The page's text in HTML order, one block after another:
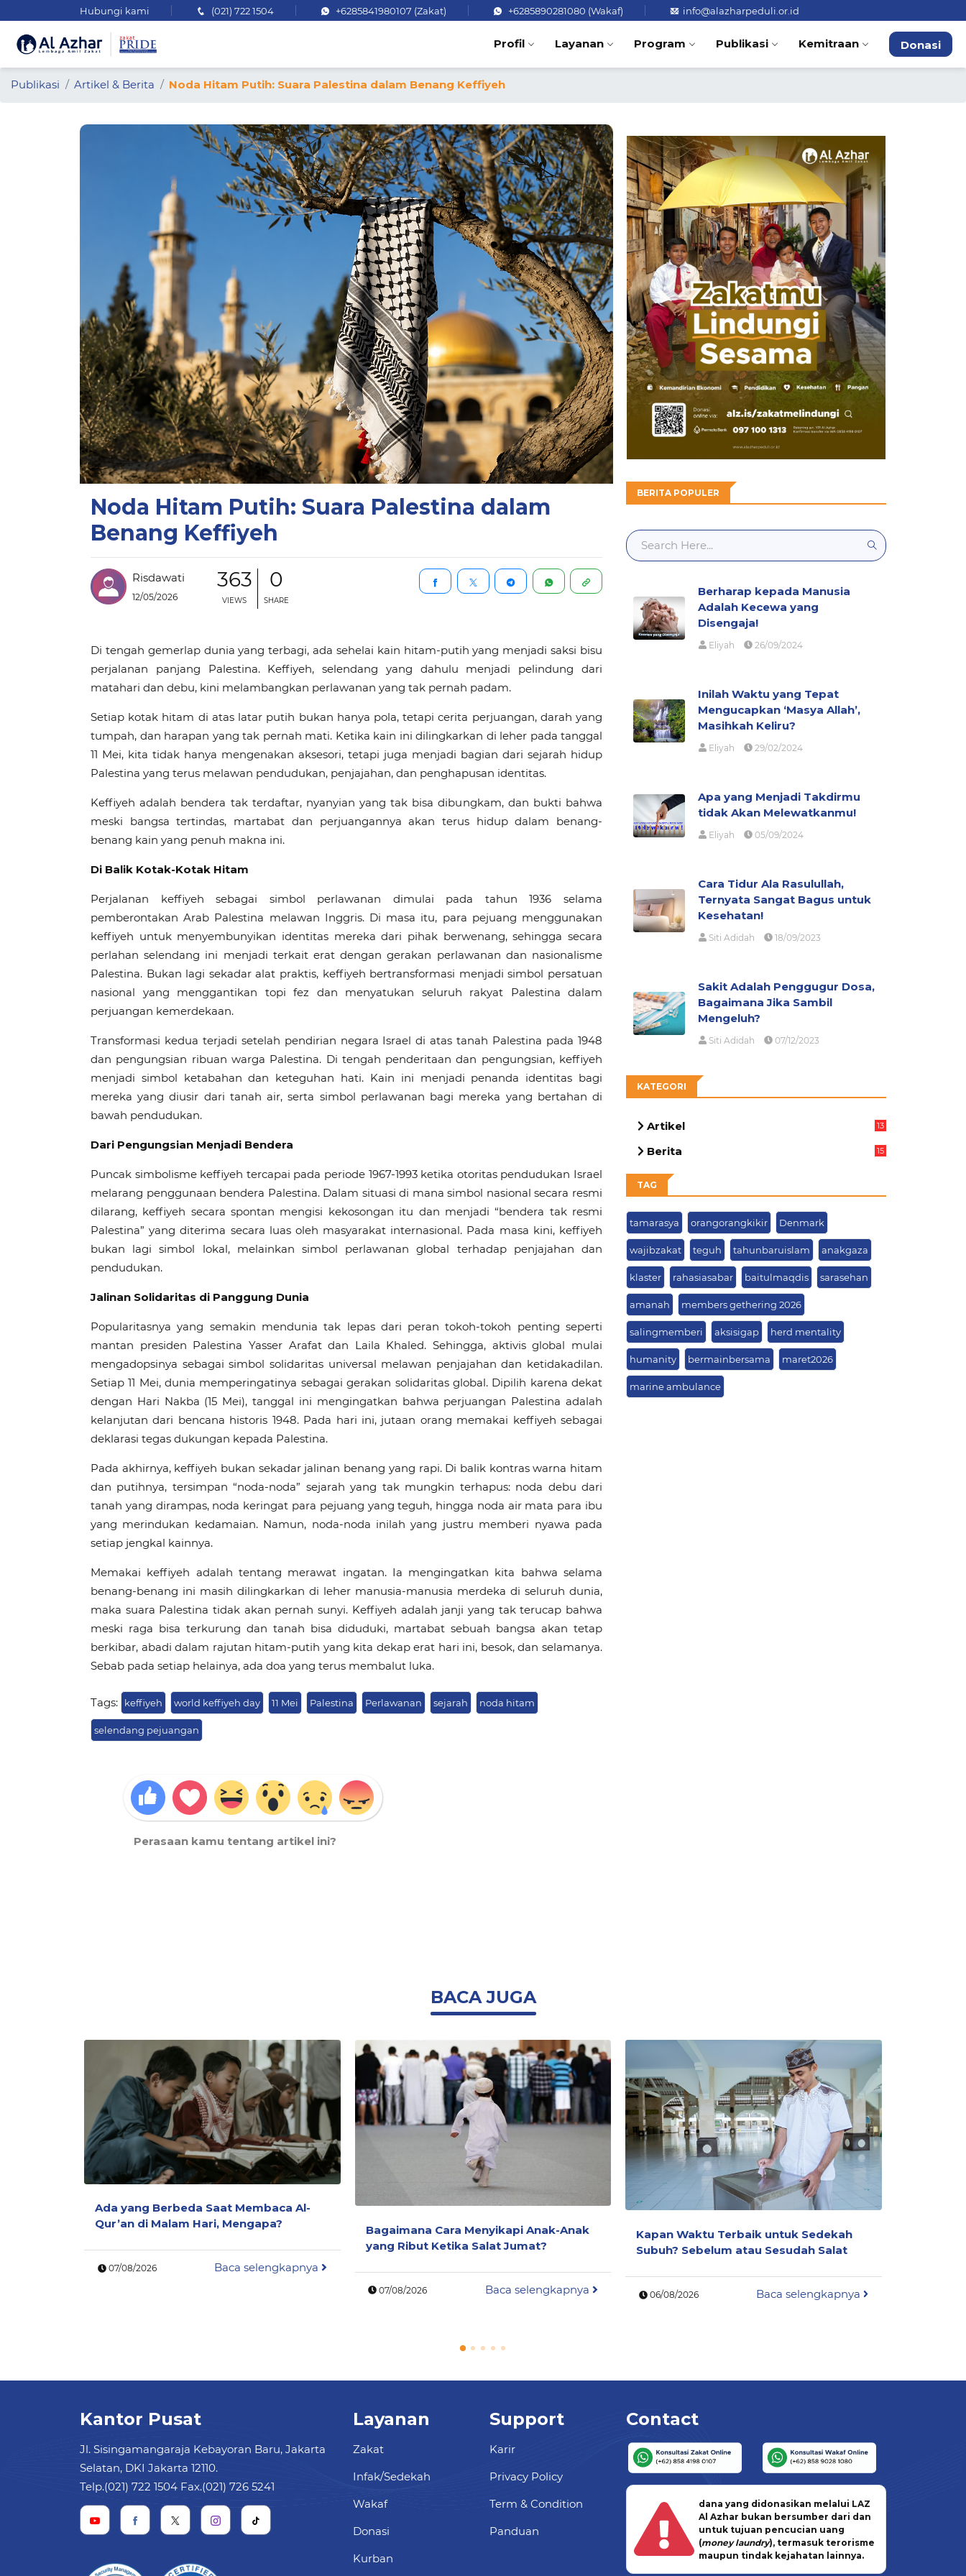
Hubungi kami (021) 722 1504 +6285841980107 (Zakat) +6285890281080 (Wakaf) info@alazharpeduli.or.id
Profil Layanan Program Publikasi Kemitraan Donasi
Publikasi Artikel & Berita Noda Hitam Putih: Suara Palestina dalam Benang Keffiyeh
Noda Hitam Putih: Suara Palestina dalam
Benang Keffiyeh
Risdawati
12/05/2026
363
VIEWS
0
SHARE
Di tengah gemerlap dunia yang terbagi, ada sehelai kain hitam-putih yang menjadi saksi bisu
perjalanan panjang Palestina. Keffiyeh, selendang yang dahulu menjadi pelindung dari
matahari dan debu, kini melambangkan perlawanan yang tak pernah padam.
Setiap kotak hitam di atas latar putih bukan hanya pola, tetapi cerita perjuangan, darah yang
tumpah, dan harapan yang tak pernah mati. Ketika kain ini dilingkarkan di leher pada tanggal
11 Mei, kita tidak hanya mengenakan aksesori, tetapi juga menjadi bagian dari sejarah hidup
Palestina yang terus melawan pendudukan, penjajahan, dan penghapusan identitas.
Keffiyeh adalah bendera tak terdaftar, nyanyian yang tak bisa dibungkam, dan bukti bahwa
meski bangsa tertindas, martabat dan perjuangannya akan terus hidup dalam benang-
benang kain yang penuh makna ini.
Di Balik Kotak-Kotak Hitam
Perjalanan keffiyeh sebagai simbol perlawanan dimulai pada tahun 1936 selama
pemberontakan Arab Palestina melawan Inggris. Di masa itu, para pejuang menggunakan
keffiyeh untuk menyembunyikan identitas mereka dari pihak berwenang, sehingga secara
perlahan selendang ini menjadi terkait erat dengan gerakan perlawanan dan nasionalisme
Palestina. Bukan lagi sekadar alat praktis, keffiyeh bertransformasi menjadi simbol persatuan
nasional yang menggantikan topi fez dan menyatukan seluruh rakyat Palestina dalam
perjuangan kemerdekaan.
Transformasi kedua terjadi setelah pendirian negara Israel di atas tanah Palestina pada 1948
dan pengungsian ribuan warga Palestina. Di tengah penderitaan dan pengungsian, keffiyeh
menjadi simbol ketabahan dan keteguhan hati. Kain ini menjadi penanda identitas bagi
mereka yang diusir dari tanah air, serta simbol perlawanan bagi mereka yang bertahan di
bawah pendudukan.
Dari Pengungsian Menjadi Bendera
Puncak simbolisme keffiyeh tercapai pada periode 1967-1993 ketika otoritas pendudukan Israel
melarang penggunaan bendera Palestina. Dalam situasi di mana simbol nasional secara resmi
dilarang, keffiyeh secara spontan mengisi kekosongan itu dan menjadi “bendera tak resmi
Palestina” yang diterima secara luas oleh masyarakat internasional. Pada masa kini, keffiyeh
bukan lagi simbol lokal, melainkan simbol perlawanan global terhadap penjajahan dan
pendudukan.
Jalinan Solidaritas di Panggung Dunia
Popularitasnya yang semakin mendunia tak lepas dari peran tokoh-tokoh penting seperti
mantan presiden Palestina Yasser Arafat dan Laila Khaled. Sehingga, aktivis global mulai
mengadopsinya sebagai simbol solidaritas universal melawan penjajahan dan ketidakadilan.
Setiap 11 Mei, dunia memperingatinya sebagai gerakan solidaritas global. Dipilih karena dekat
dengan Hari Nakba (15 Mei), tanggal ini mengingatkan bahwa perjuangan Palestina adalah
kelanjutan dari bencana historis 1948. Pada hari ini, jutaan orang memakai keffiyeh sebagai
deklarasi tegas dukungan kepada Palestina.
Pada akhirnya, keffiyeh bukan sekadar jalinan benang yang rapi. Di balik kontras warna hitam
dan putihnya, tersimpan “noda-noda” sejarah yang tak mungkin terhapus: noda debu dari
tanah yang dirampas, noda keringat para pejuang yang teguh, hingga noda air mata para ibu
yang merindukan kedamaian. Namun, noda-noda inilah yang justru memberi nyawa pada
setiap jengkal kainnya.
Memakai keffiyeh adalah tentang merawat ingatan. Ia mengingatkan kita bahwa selama
benang-benang ini masih dilingkarkan di leher manusia-manusia merdeka di seluruh dunia,
maka suara Palestina tidak akan pernah sunyi. Keffiyeh adalah janji yang tak terucap bahwa
meski raga bisa terkurung dan tanah bisa diduduki, martabat sebuah bangsa akan tetap
berkibar, abadi dalam rajutan hitam-putih yang kita dekap erat hari ini, besok, dan selamanya.
Sebab pada setiap helainya, ada doa yang terus membalut luka.
Tags: keffiyeh world keffiyeh day 11 Mei Palestina Perlawanan sejarah noda hitam
selendang pejuangan
Perasaan kamu tentang artikel ini?
BERITA POPULER
Berharap kepada Manusia
Adalah Kecewa yang
Disengaja!
Eliyah 26/09/2024
Inilah Waktu yang Tepat
Mengucapkan ‘Masya Allah’,
Masihkah Keliru?
Eliyah 29/02/2024
Apa yang Menjadi Takdirmu
tidak Akan Melewatkanmu!
Eliyah 05/09/2024
Cara Tidur Ala Rasulullah,
Ternyata Sangat Bagus untuk
Kesehatan!
Siti Adidah 18/09/2023
Sakit Adalah Penggugur Dosa,
Bagaimana Jika Sambil
Mengeluh?
Siti Adidah 07/12/2023
KATEGORI
Artikel
13
Berita
15
TAG
tamarasya orangorangkikir Denmark
wajibzakat teguh tahunbaruislam anakgaza
klaster rahasiasabar baitulmaqdis sarasehan
amanah members gethering 2026
salingmemberi aksisigap herd mentality
humanity bermainbersama maret2026
marine ambulance
BACA JUGA
Ada yang Berbeda Saat Membaca Al-
Qur’an di Malam Hari, Mengapa?
07/08/2026 Baca selengkapnya
Bagaimana Cara Menyikapi Anak-Anak
yang Ribut Ketika Salat Jumat?
07/08/2026 Baca selengkapnya
Kapan Waktu Terbaik untuk Sedekah
Subuh? Sebelum atau Sesudah Salat
06/08/2026 Baca selengkapnya
Kantor Pusat
Jl. Sisingamangaraja Kebayoran Baru, Jakarta
Selatan, DKI Jakarta 12110.
Telp.(021) 722 1504 Fax.(021) 726 5241
Layanan
Zakat
Infak/Sedekah
Wakaf
Donasi
Kurban
Support
Karir
Privacy Policy
Term & Condition
Panduan
Contact
dana yang didonasikan melalui LAZ
Al Azhar bukan bersumber dari dan
untuk tujuan pencucian uang
(money laundry), termasuk terorisme
maupun tindak kejahatan lainnya.